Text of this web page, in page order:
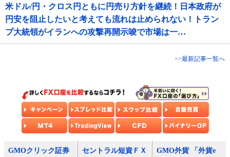
米ドル/円・クロス円ともに円売り方針を継続！日本政府が
円安を阻止したいと考えても流れは止められない！トラン
プ大統領がイランへの攻撃再開示唆で市場は一…
>>最新記事一覧へ
GMOクリック証券
セントラル短資ＦＸ
GMO外貨 「外貨e